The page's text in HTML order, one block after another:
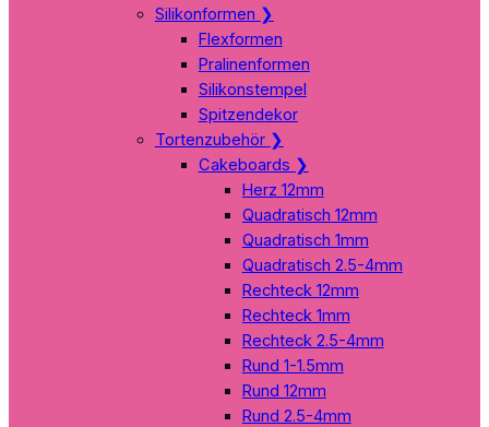
Silikonformen ❯
Flexformen
Pralinenformen
Silikonstempel
Spitzendekor
Tortenzubehör ❯
Cakeboards ❯
Herz 12mm
Quadratisch 12mm
Quadratisch 1mm
Quadratisch 2.5-4mm
Rechteck 12mm
Rechteck 1mm
Rechteck 2.5-4mm
Rund 1-1.5mm
Rund 12mm
Rund 2.5-4mm